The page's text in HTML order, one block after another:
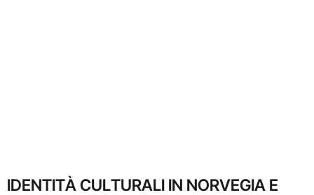
IDENTITÀ CULTURALI IN NORVEGIA E